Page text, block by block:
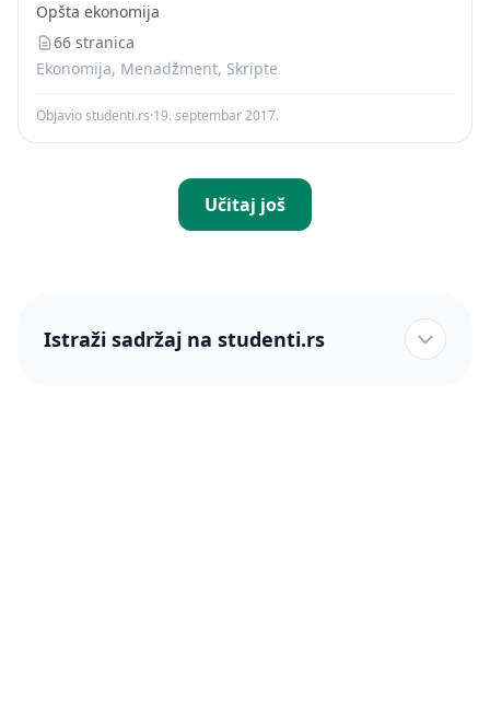
religije : a) Na ličnom nivou, da pomogne...
Opšta ekonomija
66 stranica
Ekonomija, Menadžment, Skripte
Objavio studenti.rs·19. septembar 2017.
Učitaj još
Istraži sadržaj na studenti.rs